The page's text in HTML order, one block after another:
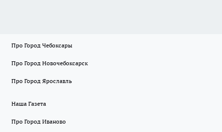
Про Город Чебоксары
Про Город Новочебоксарск
Про Город Ярославль
Наша Газета
Про Город Иваново